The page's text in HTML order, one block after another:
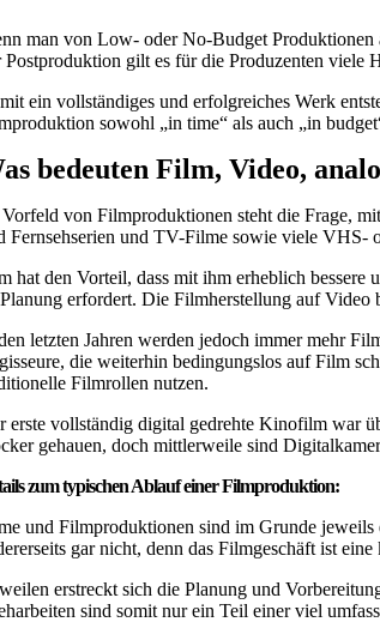
man von Low- oder No-Budget
Postproduktion gilt es für die Produzenten viele
ein vollständiges und erfolgreiches Werk
sowohl „in time“ als auch „in
bedeuten Film, Video,
von Filmproduktionen steht die Frage,
Fernsehserien und TV-Filme sowie viele VHS-
hat den Vorteil, dass mit ihm erheblich
erfordert. Die Filmherstellung auf
letzten Jahren werden jedoch immer mehr
die weiterhin bedingungslos auf Film
Filmrollen nutzen.
erste vollständig digital gedrehte Kinofilm war
gehauen, doch mittlerweile sind
zum typischen Ablauf einer Filmproduktion:
und Filmproduktionen sind im Grunde
gar nicht, denn das Filmgeschäft ist
erstreckt sich die Planung und
sind somit nur ein Teil einer viel